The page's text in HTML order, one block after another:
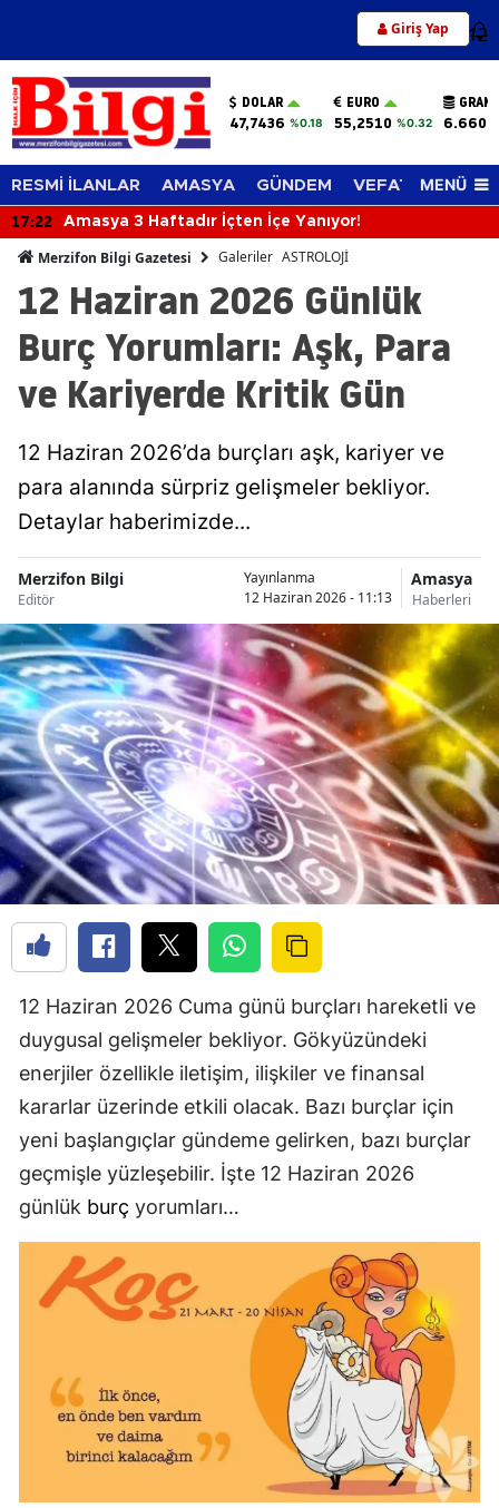
Giriş Yap 12
DOLAR
47,7436 %0.18
EURO
55,2510 %0.32
RESMİ İLANLAR AMASYA GÜNDEM VEFAT EDENLER
MENÜ
17:00
Merzifon İsmi Nereden Geliyor? İlçenin Adının
Merzifon Bilgi Gazetesi Galeriler ASTROLOJİ
12 Haziran 2026 Günlük
Burç Yorumları: Aşk, Para
ve Kariyerde Kritik Gün
12 Haziran 2026’da burçları aşk, kariyer ve
para alanında sürpriz gelişmeler bekliyor.
Detaylar haberimizde...
Merzifon Bilgi
Editör
Yayınlanma
12 Haziran 2026 - 11:13
Amasya
Haberleri
12 Haziran 2026 Cuma günü burçları hareketli ve
duygusal gelişmeler bekliyor. Gökyüzündeki
enerjiler özellikle iletişim, ilişkiler ve finansal
kararlar üzerinde etkili olacak. Bazı burçlar için
yeni başlangıçlar gündeme gelirken, bazı burçlar
geçmişle yüzleşebilir. İşte 12 Haziran 2026
günlük burç yorumları…